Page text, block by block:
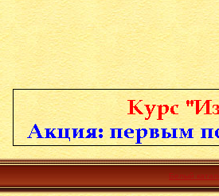
Белый